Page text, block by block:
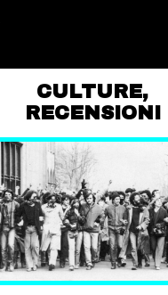
HOME
ABOUT
AREA
DEGENERAZIONE
GAZA FREESTYLE
CSOA LAMBRETTA
CULTURE,
RECENSIONI